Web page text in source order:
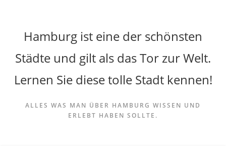
Hamburg ist eine der schönsten
Städte und gilt als das Tor zur Welt.
Lernen Sie diese tolle Stadt kennen!
ALLES WAS MAN ÜBER HAMBURG WISSEN UND
ERLEBT HABEN SOLLTE.